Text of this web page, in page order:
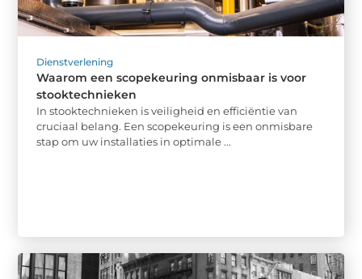
Dienstverlening
Waarom een scopekeuring onmisbaar is voor
stooktechnieken
In stooktechnieken is veiligheid en efficiëntie van
cruciaal belang. Een scopekeuring is een onmisbare
stap om uw installaties in optimale ...